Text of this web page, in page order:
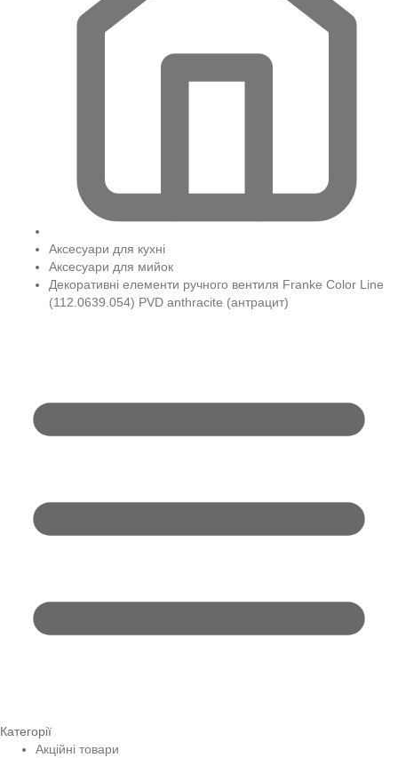
Аксесуари для кухні
Аксесуари для мийок
Декоративні елементи ручного вентиля Franke Color Line
(112.0639.054) PVD anthracite (антрацит)
Категорії
Акційні товари